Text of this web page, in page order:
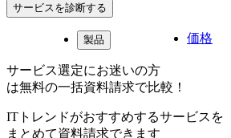
サービスを診断する
製品 価格
サービス選定にお迷いの方
は無料の一括資料請求で比較！
ITトレンドがおすすめするサービスを
まとめて資料請求できます